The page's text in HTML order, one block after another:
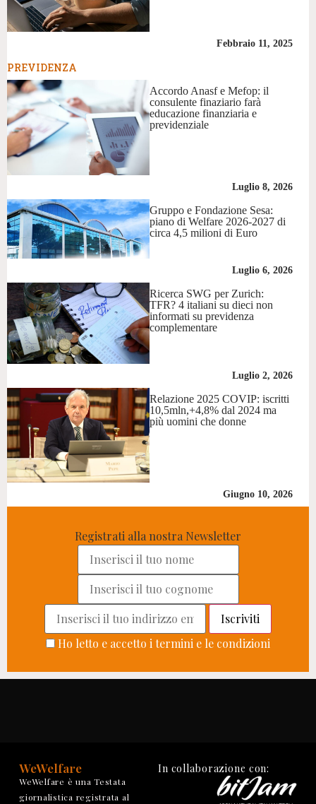
Febbraio 11, 2025
PREVIDENZA
Accordo Anasf e Mefop: il
consulente finaziario farà
educazione finanziaria e
previdenziale
Luglio 8, 2026
Gruppo e Fondazione Sesa:
piano di Welfare 2026-2027 di
circa 4,5 milioni di Euro
Luglio 6, 2026
Ricerca SWG per Zurich:
TFR? 4 italiani su dieci non
informati su previdenza
complementare
Luglio 2, 2026
Relazione 2025 COVIP: iscritti
10,5mln,+4,8% dal 2024 ma
più uomini che donne
Giugno 10, 2026
Registrati alla nostra Newsletter
Ho letto e accetto i termini e le condizioni
WeWelfare
WeWelfare è una Testata
giornalistica registrata al
In collaborazione con: